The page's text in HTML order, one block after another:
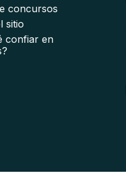
concursos
sitio
confiar en